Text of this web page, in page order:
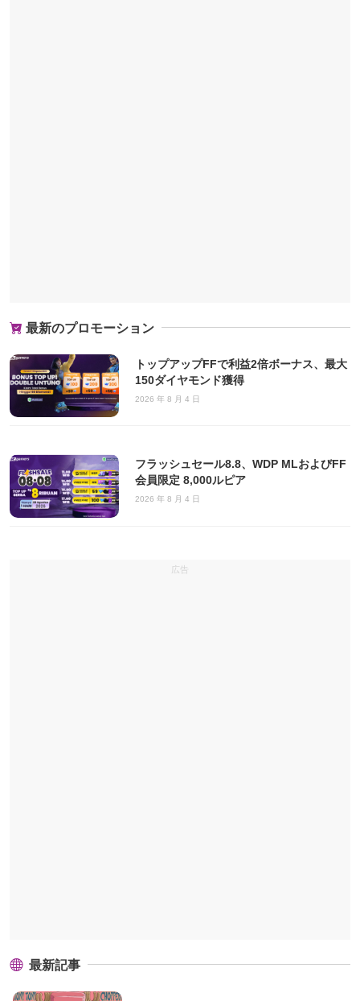
最新のプロモーション
トップアップFFで利益2倍ボーナス、最大
150ダイヤモンド獲得
2026 年 8 月 4 日
フラッシュセール8.8、WDP MLおよびFF
会員限定 8,000ルピア
2026 年 8 月 4 日
広告
最新記事